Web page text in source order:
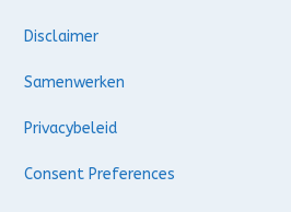
Disclaimer
Samenwerken
Privacybeleid
Consent Preferences